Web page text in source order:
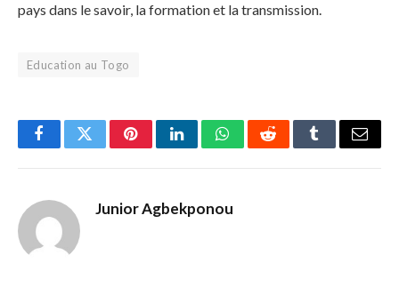
pays dans le savoir, la formation et la transmission.
Education au Togo
FacebookTwitterPinterestLinkedInWhatsAppRedditTumblrEmail
Junior Agbekponou